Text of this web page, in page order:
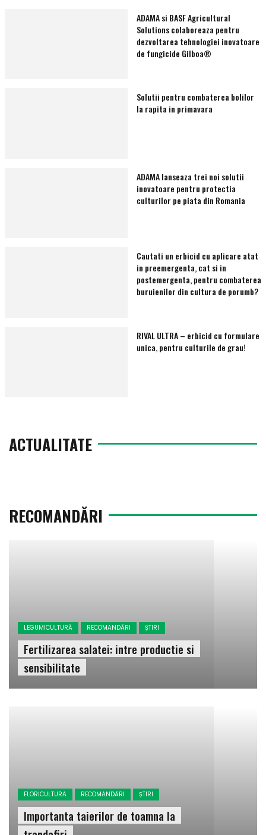
ADAMA si BASF Agricultural
Solutions colaboreaza pentru
dezvoltarea tehnologiei inovatoare
de fungicide Gilboa®
Solutii pentru combaterea bolilor
la rapita in primavara
ADAMA lanseaza trei noi solutii
inovatoare pentru protectia
culturilor pe piata din Romania
Cautati un erbicid cu aplicare atat
in preemergenta, cat si in
postemergenta, pentru combaterea
buruienilor din cultura de porumb?
RIVAL ULTRA – erbicid cu formulare
unica, pentru culturile de grau!
ACTUALITATE
RECOMANDĂRI
LEGUMICULTURĂ RECOMANDĂRI ȘTIRI
Fertilizarea salatei: intre productie si
sensibilitate
FLORICULTURA RECOMANDĂRI ȘTIRI
Importanta taierilor de toamna la